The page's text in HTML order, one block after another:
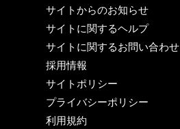
サイトからのお知らせ
サイトに関するヘルプ
サイトに関するお問い合わせ
採用情報
サイトポリシー
プライバシーポリシー
利用規約